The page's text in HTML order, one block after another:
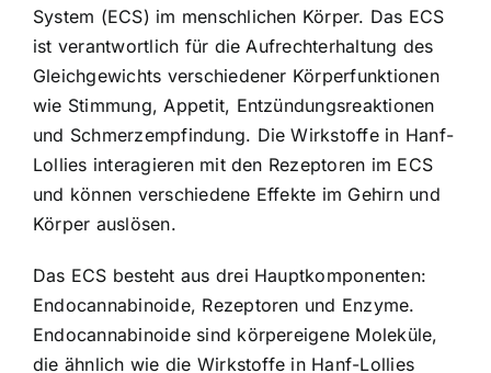
System (ECS) im menschlichen Körper. Das ECS
ist verantwortlich für die Aufrechterhaltung des
Gleichgewichts verschiedener Körperfunktionen
wie Stimmung, Appetit, Entzündungsreaktionen
und Schmerzempfindung. Die Wirkstoffe in Hanf-
Lollies interagieren mit den Rezeptoren im ECS
und können verschiedene Effekte im Gehirn und
Körper auslösen.
Das ECS besteht aus drei Hauptkomponenten:
Endocannabinoide, Rezeptoren und Enzyme.
Endocannabinoide sind körpereigene Moleküle,
die ähnlich wie die Wirkstoffe in Hanf-Lollies